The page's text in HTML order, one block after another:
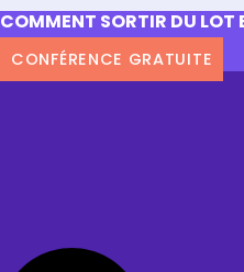
COMMENT SORTIR DU LOT
CONFÉRENCE GRATUITE